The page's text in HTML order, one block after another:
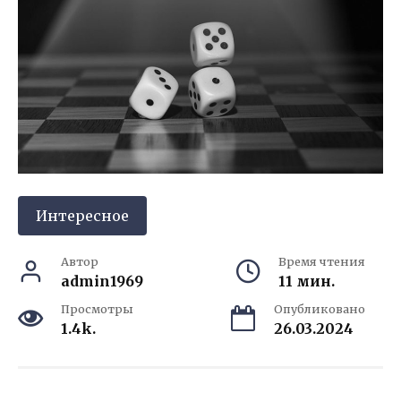
Интересное
Автор
admin1969
Время чтения
11 мин.
Просмотры
1.4k.
Опубликовано
26.03.2024